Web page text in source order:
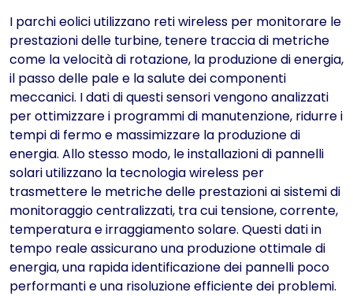
I parchi eolici utilizzano reti wireless per monitorare le
prestazioni delle turbine, tenere traccia di metriche
come la velocità di rotazione, la produzione di energia,
il passo delle pale e la salute dei componenti
meccanici. I dati di questi sensori vengono analizzati
per ottimizzare i programmi di manutenzione, ridurre i
tempi di fermo e massimizzare la produzione di
energia. Allo stesso modo, le installazioni di pannelli
solari utilizzano la tecnologia wireless per
trasmettere le metriche delle prestazioni ai sistemi di
monitoraggio centralizzati, tra cui tensione, corrente,
temperatura e irraggiamento solare. Questi dati in
tempo reale assicurano una produzione ottimale di
energia, una rapida identificazione dei pannelli poco
performanti e una risoluzione efficiente dei problemi.